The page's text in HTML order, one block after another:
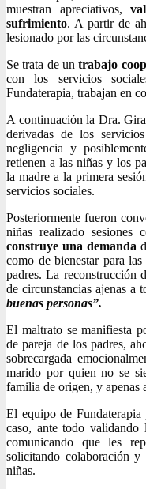
muestran apreciativos,
sufrimiento. A partir de
lesionado por las
Se trata de un trabajo
con los servicios
Fundaterapia, trabajan en
A continuación la Dra.
derivadas de los
negligencia y
retienen a las niñas y los
la madre a la primera
servicios sociales.
Posteriormente fueron
niñas realizado sesiones
construye una demanda
como de bienestar para
padres. La reconstrucción
de circunstancias ajenas a
buenas personas”.
El maltrato se manifiesta
de pareja de los padres,
sobrecargada
marido por quien no se
familia de origen, y
El equipo de Fundaterapia
caso, ante todo
comunicando que les
solicitando colaboración
niñas.